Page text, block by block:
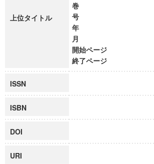
上位タイトル
巻
号
年
月
開始ページ
終了ページ
ISSN
ISBN
DOI
URI